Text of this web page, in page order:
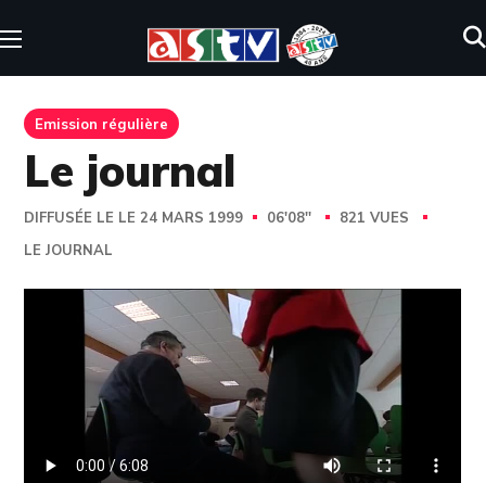
Emission régulière
Le journal
DIFFUSÉE LE LE 24 MARS 1999 06'08''
821 VUES
LE JOURNAL